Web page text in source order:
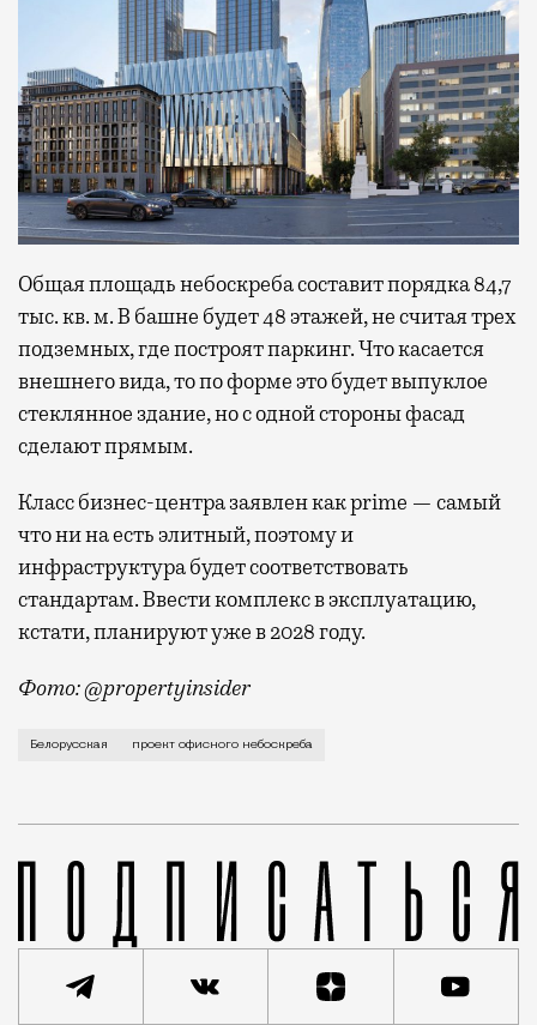
Общая площадь небоскреба составит порядка 84,7
тыс. кв. м. В башне будет 48 этажей, не считая трех
подземных, где построят паркинг. Что касается
внешнего вида, то по форме это будет выпуклое
стеклянное здание, но с одной стороны фасад
сделают прямым.
Класс бизнес-центра заявлен как prime — самый
что ни на есть элитный, поэтому и
инфраструктура будет соответствовать
стандартам. Ввести комплекс в эксплуатацию,
кстати, планируют уже в 2028 году.
Фото: @propertyinsider
Район «Белорусской» обрастает новой
Белорусская проект офисного небоскреба